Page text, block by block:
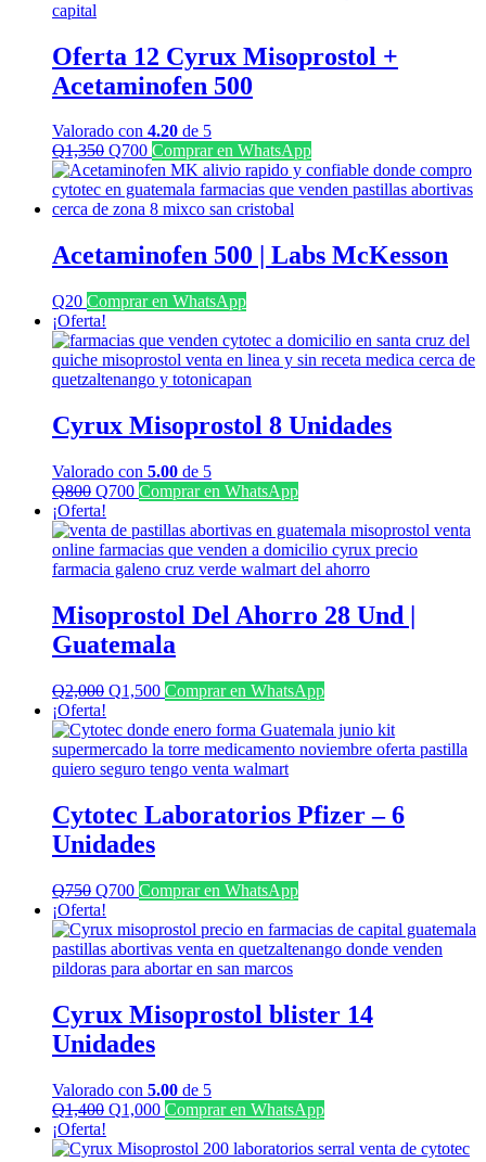
Oferta 12 Cyrux Misoprostol +
Acetaminofen 500
Valorado con 4.20 de 5
Q1,350 El
precio
original
era:
Q700El
precio
actual
es:
Comprar en WhatsApp
Acetaminofen 500 | Labs McKesson
Q20 Comprar en WhatsApp
¡Oferta!
Cyrux Misoprostol 8 Unidades
Valorado con 5.00 de 5
Q800 El
precio
original
era:
Q800.
Q700El
actual
es:
Q700.
Comprar en WhatsApp
¡Oferta!
Misoprostol Del Ahorro 28 Und |
Guatemala
Q2,000 El
original
era:
Q2,000.
Q1,500El
actual
es:
Q1,500.
Comprar en WhatsApp
¡Oferta!
Cytotec Laboratorios Pfizer – 6
Unidades
Q750 El
precio
original
era:
Q750.
Q700El
actual
es:
Q700.
Comprar en WhatsApp
¡Oferta!
Cyrux Misoprostol blister 14
Unidades
Valorado con 5.00 de 5
Q1,400 El
original
Q1,000El
actual
Comprar en WhatsApp
¡Oferta!